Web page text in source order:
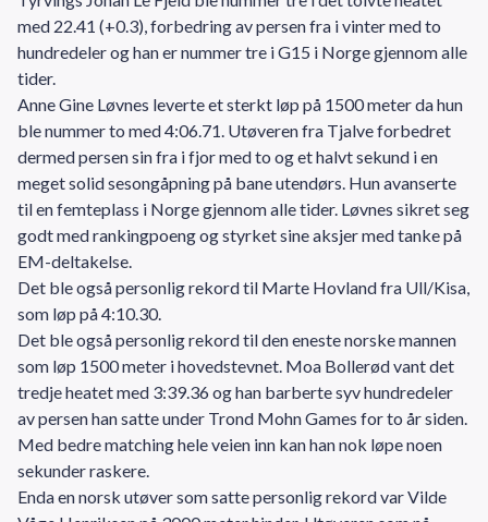
med 22.41 (+0.3), forbedring av persen fra i vinter med to
hundredeler og han er nummer tre i G15 i Norge gjennom alle
tider.
Anne Gine Løvnes leverte et sterkt løp på 1500 meter da hun
ble nummer to med 4:06.71. Utøveren fra Tjalve forbedret
dermed persen sin fra i fjor med to og et halvt sekund i en
meget solid sesongåpning på bane utendørs. Hun avanserte
til en femteplass i Norge gjennom alle tider. Løvnes sikret seg
godt med rankingpoeng og styrket sine aksjer med tanke på
EM-deltakelse.
Det ble også personlig rekord til Marte Hovland fra Ull/Kisa,
som løp på 4:10.30.
Det ble også personlig rekord til den eneste norske mannen
som løp 1500 meter i hovedstevnet. Moa Bollerød vant det
tredje heatet med 3:39.36 og han barberte syv hundredeler
av persen han satte under Trond Mohn Games for to år siden.
Med bedre matching hele veien inn kan han nok løpe noen
sekunder raskere.
Enda en norsk utøver som satte personlig rekord var Vilde